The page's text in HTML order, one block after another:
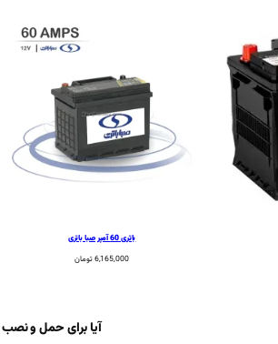
باتری 60 آمپر صبا باتری
6,165,000تومان
آیا برای حمل و